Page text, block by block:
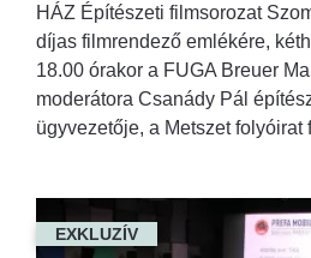
HÁZ Építészeti filmsorozat
díjas filmrendező emlékére,
18.00 órakor a FUGA Breuer
moderátora Csanády Pál
ügyvezetője, a Metszet folyóirat
EXKLUZÍV